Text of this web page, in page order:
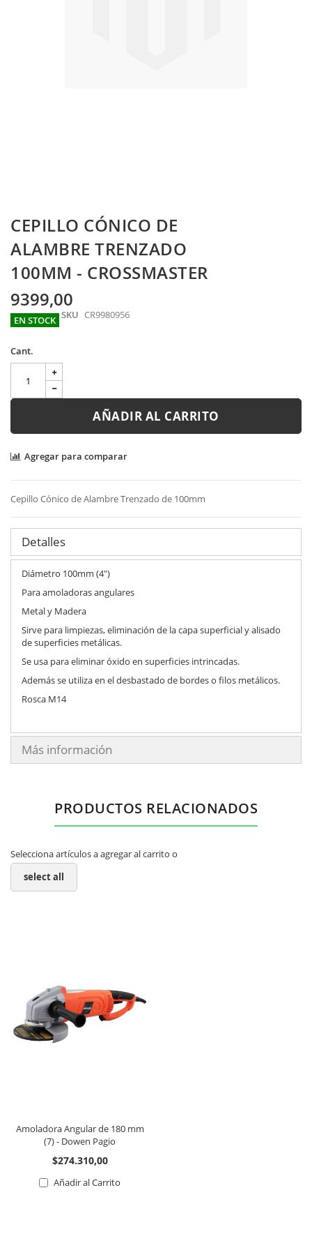
Skip
to
the
beginning
of
the
images
gallery
CEPILLO CÓNICO DE
ALAMBRE TRENZADO
100MM - CROSSMASTER
9399,00
EN STOCK SKU CR9980956
Cant.
AÑADIR AL CARRITO
Agregar para comparar
Cepillo Cónico de Alambre Trenzado de 100mm
Detalles
Diámetro 100mm (4")
Para amoladoras angulares
Metal y Madera
Sirve para limpiezas, eliminación de la capa superficial y alisado
de superficies metálicas.
Se usa para eliminar óxido en superficies intrincadas.
Además se utiliza en el desbastado de bordes o filos metálicos.
Rosca M14
Más información
PRODUCTOS RELACIONADOS
Selecciona artículos a agregar al carrito o
select all
Amoladora Angular de 180 mm
(7) - Dowen Pagio
$274.310,00
Añadir al Carrito